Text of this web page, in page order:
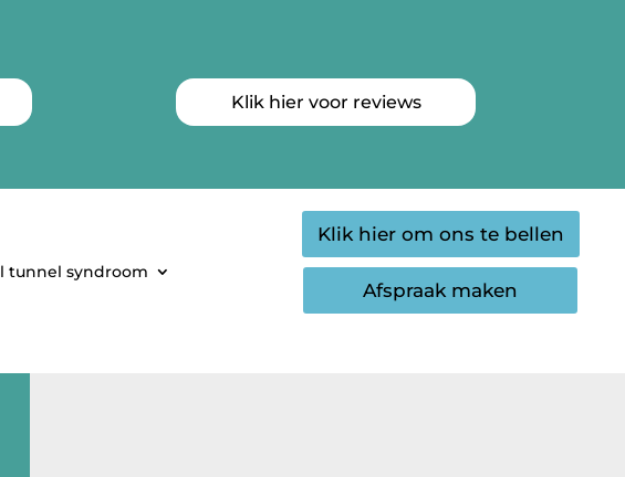
Klik hier voor reviews
tunnel syndroom
Klik hier om ons te bellen
Afspraak maken